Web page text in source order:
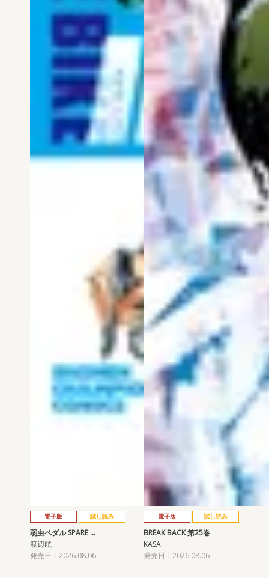
電子版 試し読み
弱虫ペダル SPARE …
渡辺航
発売日：2026.08.06
電子版 試し読み
BREAK BACK 第25巻
KASA
発売日：2026.08.06